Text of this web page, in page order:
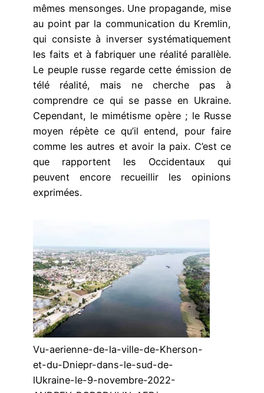
mêmes mensonges. Une propagande, mise
au point par la communication du Kremlin,
qui consiste à inverser systématiquement
les faits et à fabriquer une réalité parallèle.
Le peuple russe regarde cette émission de
télé réalité, mais ne cherche pas à
comprendre ce qui se passe en Ukraine.
Cependant, le mimétisme opère ; le Russe
moyen répète ce qu’il entend, pour faire
comme les autres et avoir la paix. C’est ce
que rapportent les Occidentaux qui
peuvent encore recueillir les opinions
exprimées.
Vu-aerienne-de-la-ville-de-Kherson-
et-du-Dniepr-dans-le-sud-de-
lUkraine-le-9-novembre-2022-